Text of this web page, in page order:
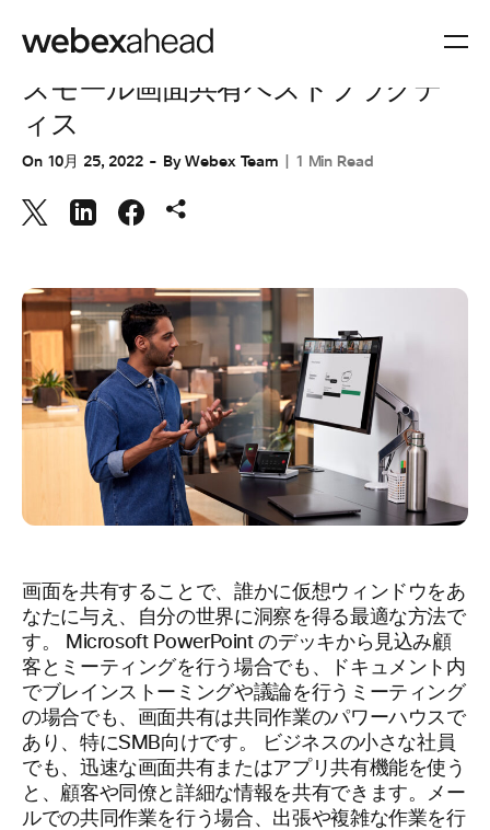
コラボレーション
スモール画面共有ベストプラクテ
ィス
On 10月 25, 2022 ByWebex Team 1 Min Read
画面を共有することで、誰かに仮想ウィンドウをあ
なたに与え、自分の世界に洞察を得る最適な方法で
す。 Microsoft PowerPoint のデッキから見込み顧
客とミーティングを行う場合でも、ドキュメント内
でブレインストーミングや議論を行うミーティング
の場合でも、画面共有は共同作業のパワーハウスで
あり、特にSMB向けです。
ビジネスの小さな社員
でも、迅速な画面共有またはアプリ共有機能を使う
と、顧客や同僚と詳細な情報を共有できます。メー
ルでの共同作業を行う場合、出張や複雑な作業を行